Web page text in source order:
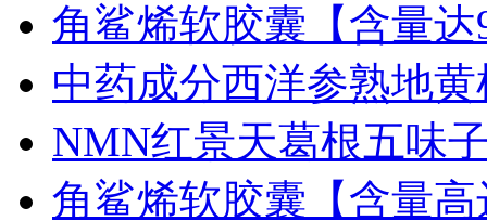
角鲨烯软胶囊【含量达
中药成分西洋参熟地
NMN红景天葛根五味
角鲨烯软胶囊【含量